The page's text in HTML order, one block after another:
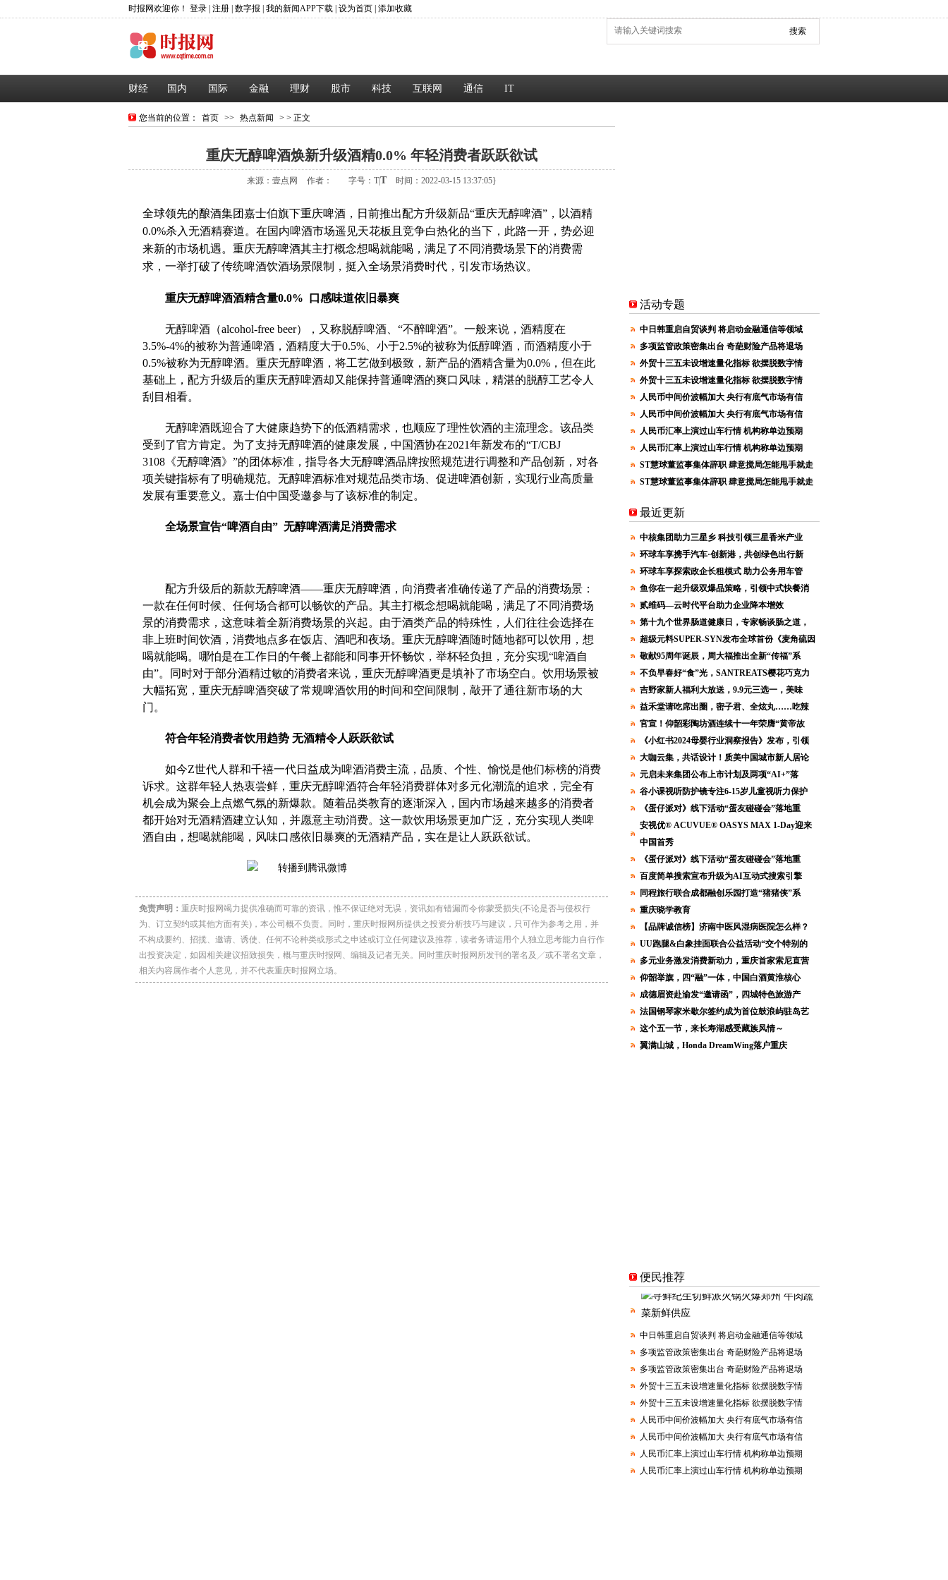
时报网欢迎你！ 登录 注册 数字报 我的新闻APP下载 设为首页 添加收藏
搜索
财经 国内 国际 金融 理财 股市 科技 互联网 通信 IT
您当前的位置： 首页 >> 热点新闻 > > 正文
重庆无醇啤酒焕新升级酒精0.0% 年轻消费者跃跃欲试
来源：壹点网 作者： 字号： TT 时间：2022-03-15 13:37:05}
全球领先的酿酒集团嘉士伯旗下重庆啤酒，日前推出配方升级新品“重庆无醇啤酒”，以酒精
0.0%杀入无酒精赛道。在国内啤酒市场遥见天花板且竞争白热化的当下，此路一开，势必迎
来新的市场机遇。重庆无醇啤酒其主打概念想喝就能喝，满足了不同消费场景下的消费需
求，一举打破了传统啤酒饮酒场景限制，挺入全场景消费时代，引发市场热议。
重庆无醇啤酒酒精含量0.0% 口感味道依旧暴爽
无醇啤酒（alcohol-free beer），又称脱醇啤酒、“不醉啤酒”。一般来说，酒精度在
3.5%-4%的被称为普通啤酒，酒精度大于0.5%、小于2.5%的被称为低醇啤酒，而酒精度小于
0.5%被称为无醇啤酒。重庆无醇啤酒，将工艺做到极致，新产品的酒精含量为0.0%，但在此
基础上，配方升级后的重庆无醇啤酒却又能保持普通啤酒的爽口风味，精湛的脱醇工艺令人
刮目相看。
无醇啤酒既迎合了大健康趋势下的低酒精需求，也顺应了理性饮酒的主流理念。该品类
受到了官方肯定。为了支持无醇啤酒的健康发展，中国酒协在2021年新发布的“T/CBJ
3108《无醇啤酒》”的团体标准，指导各大无醇啤酒品牌按照规范进行调整和产品创新，对各
项关键指标有了明确规范。无醇啤酒标准对规范品类市场、促进啤酒创新，实现行业高质量
发展有重要意义。嘉士伯中国受邀参与了该标准的制定。
全场景宣告“啤酒自由” 无醇啤酒满足消费需求
配方升级后的新款无醇啤酒——重庆无醇啤酒，向消费者准确传递了产品的消费场景：
一款在任何时候、任何场合都可以畅饮的产品。其主打概念想喝就能喝，满足了不同消费场
景的消费需求，这意味着全新消费场景的兴起。由于酒类产品的特殊性，人们往往会选择在
非上班时间饮酒，消费地点多在饭店、酒吧和夜场。重庆无醇啤酒随时随地都可以饮用，想
喝就能喝。哪怕是在工作日的午餐上都能和同事开怀畅饮，举杯轻负担，充分实现“啤酒自
由”。同时对于部分酒精过敏的消费者来说，重庆无醇啤酒更是填补了市场空白。饮用场景被
大幅拓宽，重庆无醇啤酒突破了常规啤酒饮用的时间和空间限制，敲开了通往新市场的大
门。
符合年轻消费者饮用趋势 无酒精令人跃跃欲试
如今Z世代人群和千禧一代日益成为啤酒消费主流，品质、个性、愉悦是他们标榜的消费
诉求。这群年轻人热衷尝鲜，重庆无醇啤酒符合年轻消费群体对多元化潮流的追求，完全有
机会成为聚会上点燃气氛的新爆款。随着品类教育的逐渐深入，国内市场越来越多的消费者
都开始对无酒精酒建立认知，并愿意主动消费。这一款饮用场景更加广泛，充分实现人类啤
酒自由，想喝就能喝，风味口感依旧暴爽的无酒精产品，实在是让人跃跃欲试。
免责声明： 重庆时报网竭力提供准确而可靠的资讯，惟不保证绝对无误，资讯如有错漏而令你蒙受损失(不论是否与侵权行
为、订立契约或其他方面有关)，本公司概不负责。同时，重庆时报网所提供之投资分析技巧与建议，只可作为参考之用，并
不构成要约、招揽、邀请、诱使、任何不论种类或形式之申述或订立任何建议及推荐，读者务请运用个人独立思考能力自行作
出投资决定，如因相关建议招致损失，概与重庆时报网、编辑及记者无关。同时重庆时报网所发刊的署名及╱或不署名文章，
相关内容属作者个人意见，并不代表重庆时报网立场。
活动专题
中日韩重启自贸谈判 将启动金融通信等领域
多项监管政策密集出台 奇葩财险产品将退场
外贸十三五未设增速量化指标 欲摆脱数字情
外贸十三五未设增速量化指标 欲摆脱数字情
人民币中间价波幅加大 央行有底气市场有信
人民币中间价波幅加大 央行有底气市场有信
人民币汇率上演过山车行情 机构称单边预期
人民币汇率上演过山车行情 机构称单边预期
ST慧球董监事集体辞职 肆意搅局怎能甩手就走
ST慧球董监事集体辞职 肆意搅局怎能甩手就走
最近更新
中核集团助力三星乡 科技引领三星香米产业
环球车享携手汽车·创新港，共创绿色出行新
环球车享探索政企长租模式 助力公务用车管
鱼你在一起升级双爆品策略，引领中式快餐消
贰维码—云时代平台助力企业降本增效
第十九个世界肠道健康日，专家畅谈肠之道，
超级元料SUPER-SYN发布全球首份《麦角硫因
敬献95周年诞辰，周大福推出全新“传福”系
不负早春好“食”光，SANTREATS樱花巧克力
吉野家新人福利大放送，9.9元三选一，美味
益禾堂请吃席出圈，密子君、全炫丸……吃辣
官宣！仰韶彩陶坊酒连续十一年荣膺“黄帝故
《小红书2024母婴行业洞察报告》发布，引领
大咖云集，共话设计！质美中国城市新人居论
元启未来集团公布上市计划及两项“AI+”落
谷小课视听防护镜专注6-15岁儿童视听力保护
《蛋仔派对》线下活动“蛋友碰碰会”落地重
安视优® ACUVUE® OASYS MAX 1-Day迎来
中国首秀
《蛋仔派对》线下活动“蛋友碰碰会”落地重
百度简单搜索宣布升级为AI互动式搜索引擎
同程旅行联合成都融创乐园打造“猪猪侠”系
重庆晓学教育
【品牌诚信榜】济南中医风湿病医院怎么样？
UU跑腿&白象挂面联合公益活动“交个特别的
多元业务激发消费新动力，重庆首家索尼直营
仰韶举旗，四“融”一体，中国白酒黄淮核心
成德眉资赴渝发“邀请函”，四城特色旅游产
法国钢琴家米歇尔签约成为首位鼓浪屿驻岛艺
这个五一节，来长寿湖感受藏族风情～
翼满山城，Honda DreamWing落户重庆
便民推荐
中日韩重启自贸谈判 将启动金融通信等领域
多项监管政策密集出台 奇葩财险产品将退场
多项监管政策密集出台 奇葩财险产品将退场
外贸十三五未设增速量化指标 欲摆脱数字情
外贸十三五未设增速量化指标 欲摆脱数字情
人民币中间价波幅加大 央行有底气市场有信
人民币中间价波幅加大 央行有底气市场有信
人民币汇率上演过山车行情 机构称单边预期
人民币汇率上演过山车行情 机构称单边预期